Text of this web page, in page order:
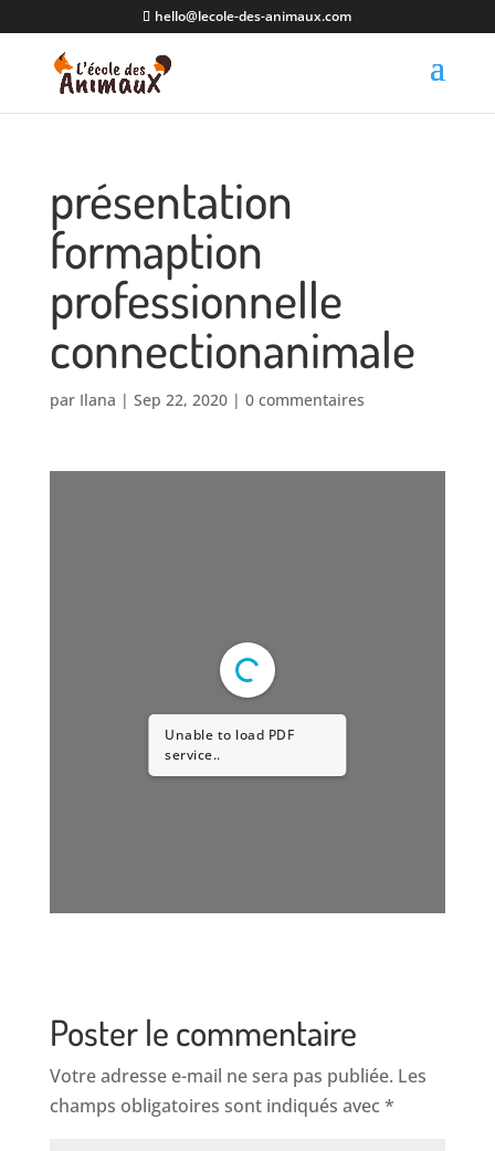
hello@lecole-des-animaux.com
présentation
formaption
professionnelle
connectionanimale
par Ilana | Sep 22, 2020| 0 commentaires
Unable to load PDF
service..
Poster le commentaire
Votre adresse e-mail ne sera pas publiée. Les
champs obligatoires sont indiqués avec *